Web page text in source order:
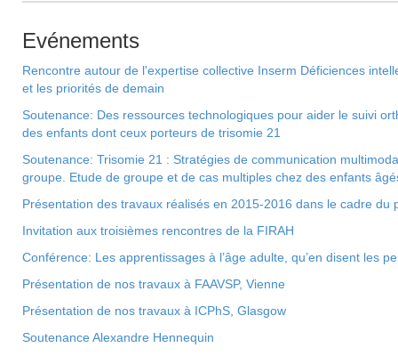
Evénements
Rencontre autour de l'expertise collective Inserm Déficiences
et les priorités de demain
Soutenance: Des ressources technologiques pour aider le suivi
des enfants dont ceux porteurs de trisomie 21
Soutenance: Trisomie 21 : Stratégies de communication
groupe. Etude de groupe et de cas multiples chez des enfants
Présentation des travaux réalisés en 2015-2016 dans le cadre du
Invitation aux troisièmes rencontres de la FIRAH
Conférence: Les apprentissages à l’âge adulte, qu’en disent les
Présentation de nos travaux à FAAVSP, Vienne
Présentation de nos travaux à ICPhS, Glasgow
Soutenance Alexandre Hennequin